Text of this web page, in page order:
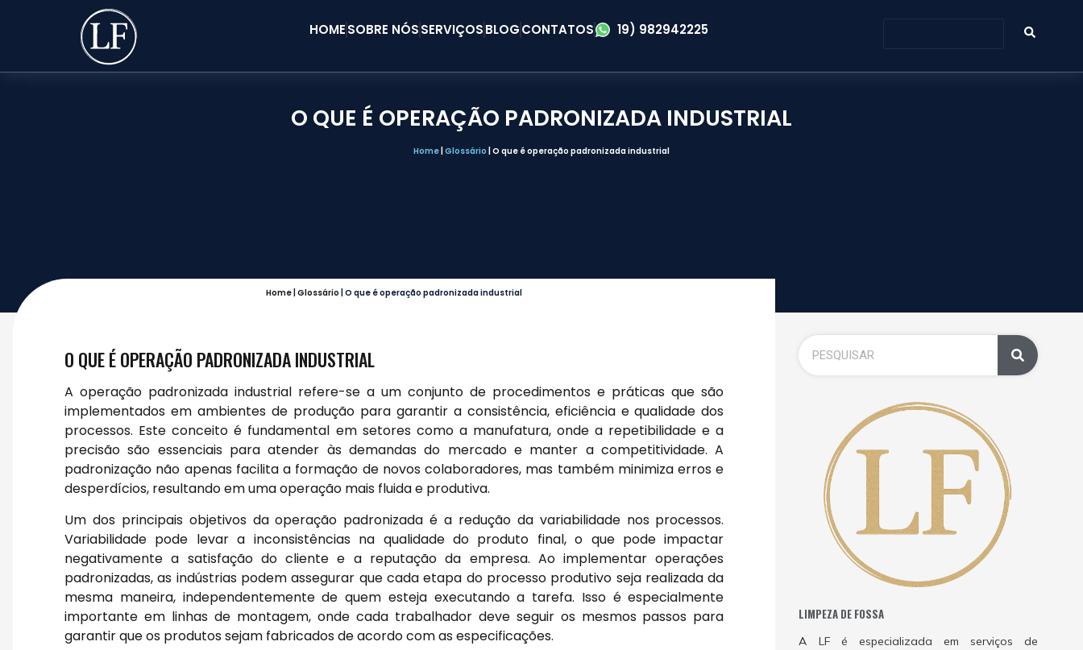
HOMESOBRE NÓSSERVIÇOSBLOGCONTATOS 19) 982942225
O QUE É OPERAÇÃO PADRONIZADA INDUSTRIAL
Home Glossário O que é operação padronizada industrial
Home |Glossário |O que é operação padronizada industrial
O QUE É OPERAÇÃO PADRONIZADA INDUSTRIAL
A operação padronizada industrial refere-se a um conjunto de procedimentos e práticas que são
implementados em ambientes de produção para garantir a consistência, eficiência e qualidade dos
processos. Este conceito é fundamental em setores como a manufatura, onde a repetibilidade e a
precisão são essenciais para atender às demandas do mercado e manter a competitividade. A
padronização não apenas facilita a formação de novos colaboradores, mas também minimiza erros e
desperdícios, resultando em uma operação mais fluida e produtiva.
Um dos principais objetivos da operação padronizada é a redução da variabilidade nos processos.
Variabilidade pode levar a inconsistências na qualidade do produto final, o que pode impactar
negativamente a satisfação do cliente e a reputação da empresa. Ao implementar operações
padronizadas, as indústrias podem assegurar que cada etapa do processo produtivo seja realizada da
mesma maneira, independentemente de quem esteja executando a tarefa. Isso é especialmente
importante em linhas de montagem, onde cada trabalhador deve seguir os mesmos passos para
garantir que os produtos sejam fabricados de acordo com as especificações.
LIMPEZA DE FOSSA
A LF é especializada em serviços de